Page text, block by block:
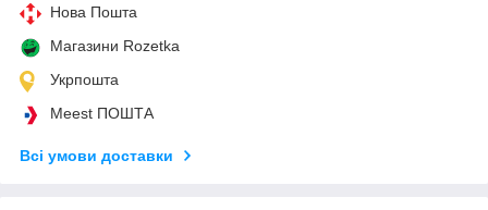
Нова Пошта
Магазини Rozetka
Укрпошта
Meest ПОШТА
Всі умови доставки